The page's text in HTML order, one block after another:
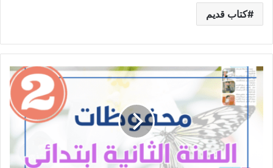
كتاب قديم
محفوظات
السنة
الثانية
في
الكتاب